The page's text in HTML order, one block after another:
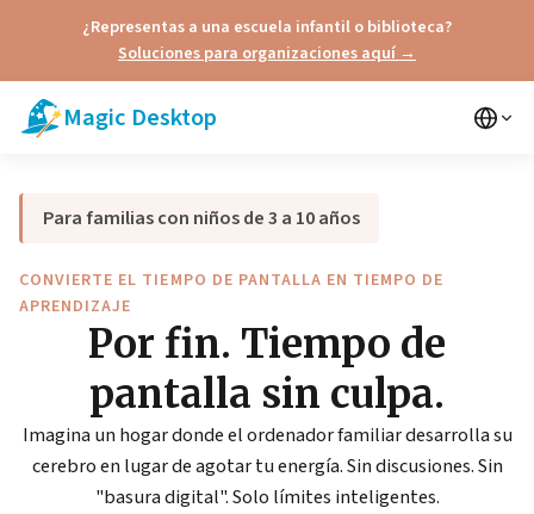
¿Representas a una escuela infantil o biblioteca?
Soluciones para organizaciones aquí →
Magic Desktop
Para familias con niños de 3 a 10 años
CONVIERTE EL TIEMPO DE PANTALLA EN TIEMPO DE
APRENDIZAJE
Por fin. Tiempo de
pantalla sin culpa.
Imagina un hogar donde el ordenador familiar desarrolla su
cerebro en lugar de agotar tu energía. Sin discusiones. Sin
"basura digital". Solo límites inteligentes.